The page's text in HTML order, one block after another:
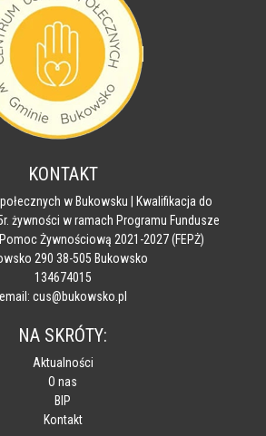
KONTAKT
w Bukowsku | Kwalifikacja do
żywności w ramach Programu Fundusze
Żywnościową 2021-2027 (FEPŻ)
290 38-505 Bukowsko
134674015
email: cus@bukowsko.pl
NA SKRÓTY:
Aktualności
O nas
BIP
Kontakt